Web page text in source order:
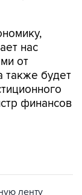
от
будет
финансов
сайта